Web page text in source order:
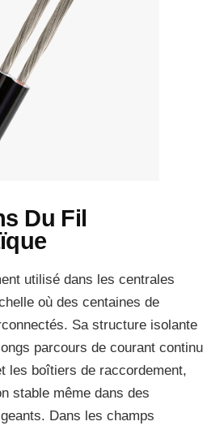
Du Fil
utilisé dans les centrales
où des centaines de
Sa structure isolante
parcours de courant continu
les boîtiers de raccordement,
stable même dans des
Dans les champs